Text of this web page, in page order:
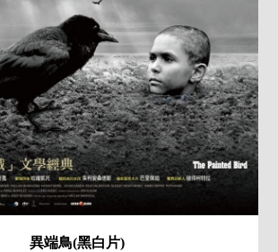
異端鳥(黑白片)